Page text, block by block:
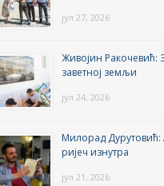
јул 27, 2026
Живојин Ракочевић:
заветној земљи
јул 24, 2026
Милорад
ријеч изнутра
јул 21, 2026